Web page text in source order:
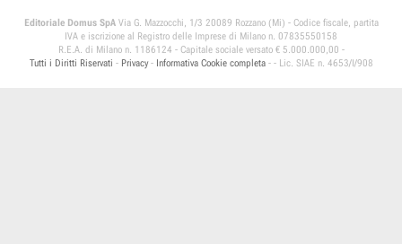
Editoriale Domus SpAVia G. Mazzocchi, 1/3 20089 Rozzano (Mi) - Codice fiscale, partita
IVA e iscrizione al Registro delle Imprese di Milano n. 07835550158
R.E.A. di Milano n. 1186124 - Capitale sociale versato € 5.000.000,00 -
Tutti i Diritti Riservati - Privacy- Informativa Cookie completa- - Lic. SIAE n. 4653/I/908